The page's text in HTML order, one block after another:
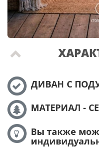
ДИВАН С
МАТЕРИАЛ -
Вы также